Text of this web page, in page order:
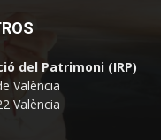
del Patrimoni (IRP)
València
València